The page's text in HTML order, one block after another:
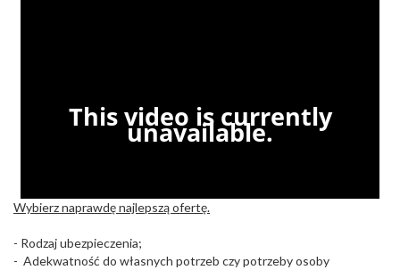
Wybierz naprawdę najlepszą ofertę.
- Rodzaj ubezpieczenia;
- Adekwatność do własnych potrzeb czy potrzeby osoby